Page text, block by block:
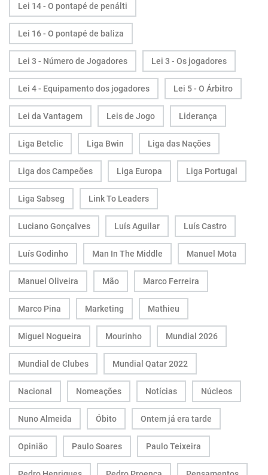
Lei 14 - O pontapé de penálti
Lei 16 - O pontapé de baliza
Lei 3 - Número de Jogadores Lei 3 - Os jogadores
Lei 4 - Equipamento dos jogadores Lei 5 - O Árbitro
Lei da Vantagem Leis de Jogo Liderança
Liga Betclic Liga Bwin Liga das Nações
Liga dos Campeões Liga Europa Liga Portugal
Liga Sabseg Link To Leaders
Luciano Gonçalves Luís Aguilar Luís Castro
Luís Godinho Man In The Middle Manuel Mota
Manuel Oliveira Mão Marco Ferreira
Marco Pina Marketing Mathieu
Miguel Nogueira Mourinho Mundial 2026
Mundial de Clubes Mundial Qatar 2022
Nacional Nomeações Notícias Núcleos
Nuno Almeida Óbito Ontem já era tarde
Opinião Paulo Soares Paulo Teixeira